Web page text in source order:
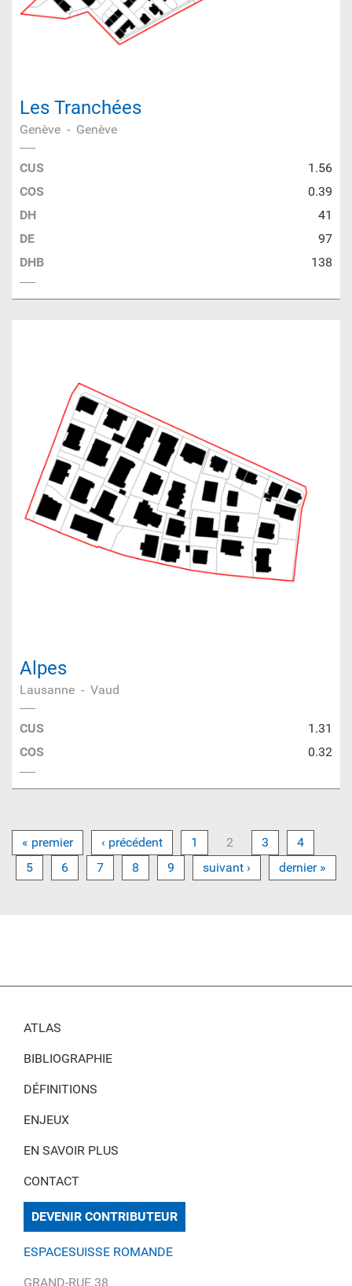
Les Tranchées
Genève - Genève
CUS
1.56
COS
0.39
DH
41
DE
97
DHB
138
Alpes
Lausanne - Vaud
CUS
1.31
COS
0.32
« premier ‹ précédent 1 2 3
4
5
6 7 8 9 suivant › dernier »
ATLAS
BIBLIOGRAPHIE
DÉFINITIONS
ENJEUX
EN SAVOIR PLUS
CONTACT
DEVENIR CONTRIBUTEUR
ESPACESUISSE ROMANDE
GRAND-RUE 38